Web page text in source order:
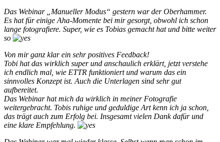
Das Webinar „Manueller Modus“ gestern war der Oberhammer.
Es hat für einige Aha-Momente bei mir gesorgt, obwohl ich schon
lange fotografiere. Super, wie es Tobias gemacht hat und bitte weiter
so
Von mir ganz klar ein sehr positives Feedback!
Tobi hat das wirklich super und anschaulich erklärt, jetzt verstehe
ich endlich mal, wie ETTR funktioniert und warum das ein
sinnvolles Konzept ist. Auch die Unterlagen sind sehr gut
aufbereitet.
Das Webinar hat mich da wirklich in meiner Fotografie
weitergebracht. Tobis ruhige und geduldige Art kenn ich ja schon,
das trägt auch zum Erfolg bei. Insgesamt vielen Dank dafür und
eine klare Empfehlung.